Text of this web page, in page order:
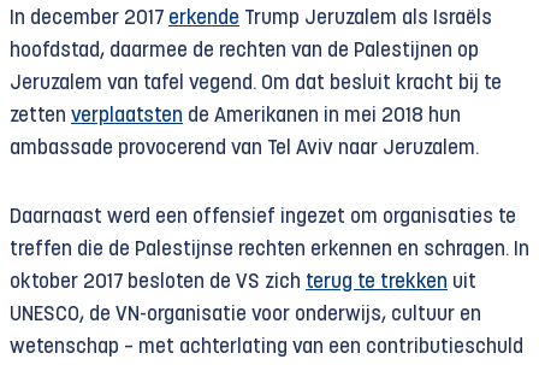
In december 2017 erkende Trump Jeruzalem als Israëls
hoofdstad, daarmee de rechten van de Palestijnen op
Jeruzalem van tafel vegend. Om dat besluit kracht bij te
zetten verplaatsten de Amerikanen in mei 2018 hun
ambassade provocerend van Tel Aviv naar Jeruzalem.
Daarnaast werd een offensief ingezet om organisaties te
treffen die de Palestijnse rechten erkennen en schragen. In
oktober 2017 besloten de VS zich terug te trekken uit
UNESCO, de VN-organisatie voor onderwijs, cultuur en
wetenschap – met achterlating van een contributieschuld